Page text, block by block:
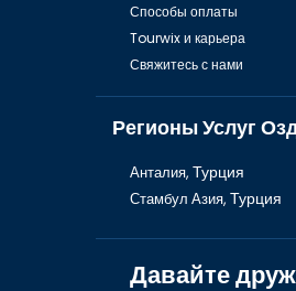
Способы оплаты
Tourwix и карьера
Свяжитесь с нами
Регионы Услуг
Анталия, Турция
Стамбул Азия, Турция
Давайте